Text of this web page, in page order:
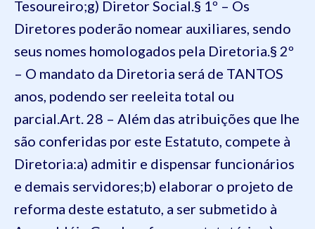
Tesoureiro;g) Diretor Social.§ 1º – Os
Diretores poderão nomear auxiliares, sendo
seus nomes homologados pela Diretoria.§ 2º
– O mandato da Diretoria será de TANTOS
anos, podendo ser reeleita total ou
parcial.Art. 28 – Além das atribuições que lhe
são conferidas por este Estatuto, compete à
Diretoria:a) admitir e dispensar funcionários
e demais servidores;b) elaborar o projeto de
reforma deste estatuto, a ser submetido à